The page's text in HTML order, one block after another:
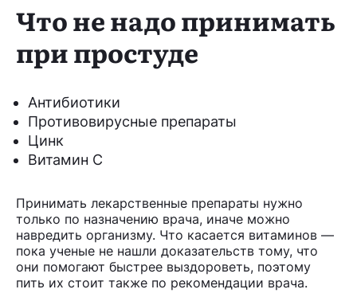
Что не надо принимать
при простуде
Антибиотики
Противовирусные препараты
Цинк
Витамин С
Принимать лекарственные препараты нужно
только по назначению врача, иначе можно
навредить организму. Что касается витаминов —
пока ученые не нашли доказательств тому, что
они помогают быстрее выздороветь, поэтому
пить их стоит также по рекомендации врача.